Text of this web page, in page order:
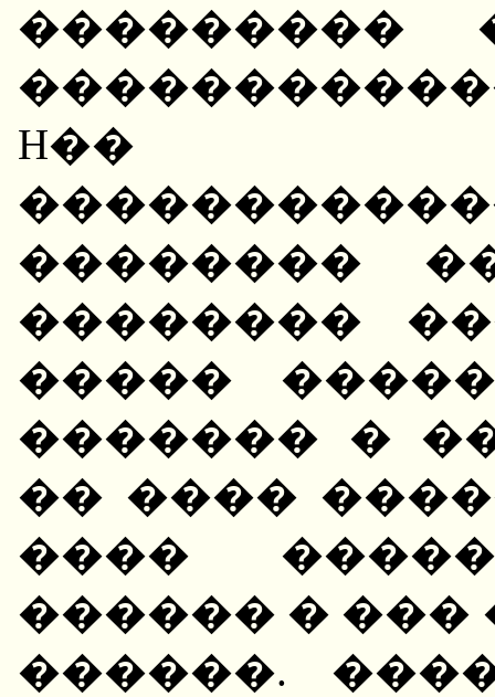
���������
H��
��������
��������
�����
������� �
�� ����
����
������ � ���
������.